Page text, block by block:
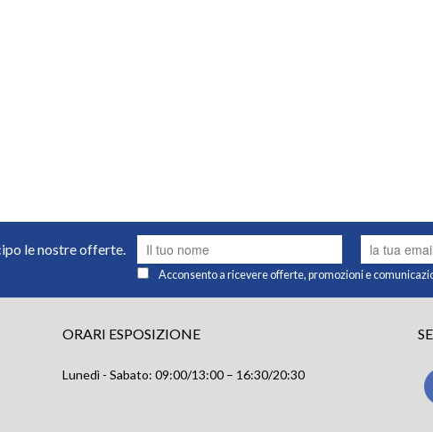
le nostre offerte.
Acconsento a ricevere offerte, promozioni e
ORARI ESPOSIZIONE
Lunedì - Sabato: 09:00/13:00 – 16:30/20:30